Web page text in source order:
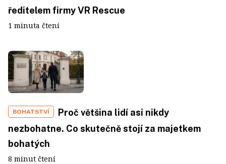
ředitelem firmy VR Rescue
1 minuta čtení
BOHATSTVÍ
Proč většina lidí asi nikdy
nezbohatne. Co skutečně stojí za majetkem
bohatých
8 minut čtení